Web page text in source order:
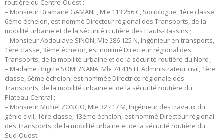
routière du Centre-Ouest ;
– Monsieur Dramane GAMANE, Mle 113 256 C, Sociologue, 1ère classe,
6ème échelon, est nommé Directeur régional des Transports, de la
mobilité urbaine et de la sécurité routière des Hauts-Bassins ;
– Monsieur Abdoulaye SINON, Mle 286 125 N, Ingénieur en transports,
1ère classe, 3ème échelon, est nommé Directeur régional des
Transports, de la mobilité urbaine et de la sécurité routière du Nord ;
– Madame Brigitte SOME/NANA, Mle 74 415 H, Administrateur civil, 1ère
classe, 6ème échelon, est nommée Directrice régionale des
Transports, de la mobilité urbaine et de la sécurité routière du
Plateau-Central ;
– Monsieur Michel ZONGO, Mle 32 417 M, Ingénieur des travaux du
génie civil, 1ère classe, 13ème échelon, est nommé Directeur régional
des Transports, de la mobilité urbaine et de la sécurité routière du
Sud-Ouest.